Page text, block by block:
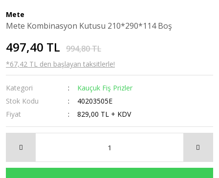
Mete
Mete Kombinasyon Kutusu 210*290*114 Boş
497,40 TL 994,80 TL
*67,42 TL den başlayan taksitlerle!
Kategori
Kauçuk Fiş Prizler
Stok Kodu
40203505E
Fiyat
829,00 TL + KDV